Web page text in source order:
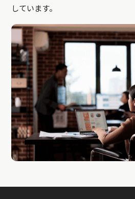
しています。